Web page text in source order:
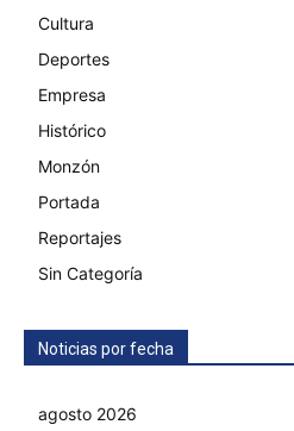
Cultura
Deportes
Empresa
Histórico
Monzón
Portada
Reportajes
Sin Categoría
Noticias por fecha
agosto 2026